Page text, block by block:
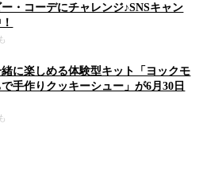
・コーデにチャレンジ♪SNSキャン
に楽しめる体験型キット「ヨックモ
手作りクッキーシュー」が6月30日